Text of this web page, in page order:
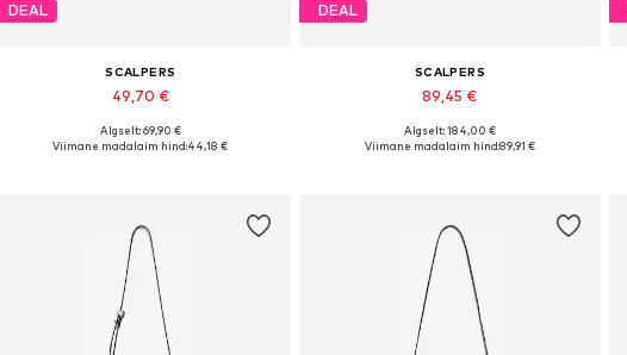
DEAL
SCALPERS
49,70 €
Saadaolevad suurused: 34, 36, 38, 40
Algselt: 69,90 €
Viimane madalaim hind:44,18 €
DEAL
SCALPERS
89,45 €
Saadaolevad suurused: One Size
Algselt: 184,00 €
Viimane madalaim hind:89,91 €